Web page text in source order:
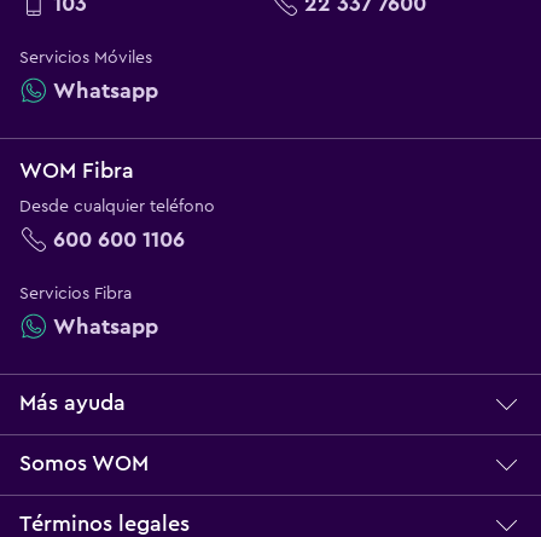
Servicios Móviles
Whatsapp
WOM Fibra
Desde cualquier teléfono
600 600 1106
Servicios Fibra
Whatsapp
Más ayuda
Servicio técnico
Somos WOM
Sobre WOM
Términos legales